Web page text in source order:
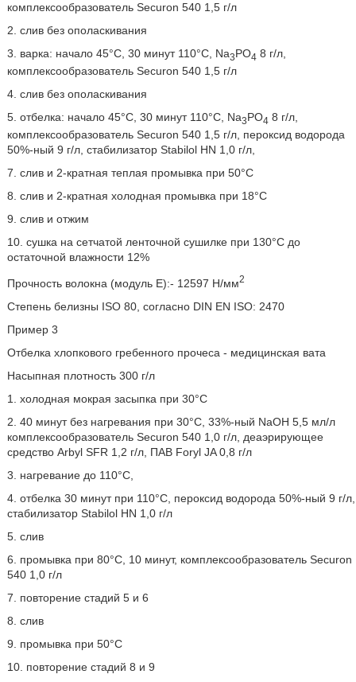
комплексообразователь Securon 540 1,5 г/л
2. слив без ополаскивания
3. варка: начало 45°C, 30 минут 110°C, Na3PO4 8 г/л,
комплексообразователь Securon 540 1,5 г/л
4. слив без ополаскивания
5. отбелка: начало 45°C, 30 минут 110°C, Na3PO4 8 г/л,
комплексообразователь Securon 540 1,5 г/л, пероксид водорода
50%-ный 9 г/л, стабилизатор Stabilol HN 1,0 г/л,
7. слив и 2-кратная теплая промывка при 50°C
8. слив и 2-кратная холодная промывка при 18°C
9. слив и отжим
10. сушка на сетчатой ленточной сушилке при 130°С до
остаточной влажности 12%
Прочность волокна (модуль Е):- 12597 Н/мм2
Степень белизны ISO 80, согласно DIN EN ISO: 2470
Пример 3
Отбелка хлопкового гребенного прочеса - медицинская вата
Насыпная плотность 300 г/л
1. холодная мокрая засыпка при 30°C
2. 40 минут без нагревания при 30°C, 33%-ный NaOH 5,5 мл/л
комплексообразователь Securon 540 1,0 г/л, деаэрирующее
средство Arbyl SFR 1,2 г/л, ПАВ Foryl JA 0,8 г/л
3. нагревание до 110°C,
4. отбелка 30 минут при 110°C, пероксид водорода 50%-ный 9 г/л,
стабилизатор Stabilol HN 1,0 г/л
5. слив
6. промывка при 80°С, 10 минут, комплексообразователь Securon
540 1,0 г/л
7. повторение стадий 5 и 6
8. слив
9. промывка при 50°C
10. повторение стадий 8 и 9